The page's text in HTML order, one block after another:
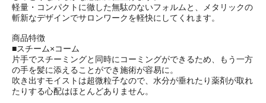
軽量・コンパクトに徹した無駄のないフォルムと、メタリックの
斬新なデザインでサロンワークを軽快にしてくれます。
商品特徴
■スチーム×コーム
片手でスチーミングと同時にコーミングができるため、もう一方
の手を髪に添えることができ施術が容易に。
吹き出すモイストは超微粒子なので、水分が垂れたり薬剤が取れ
たりする心配はほとんどありません。